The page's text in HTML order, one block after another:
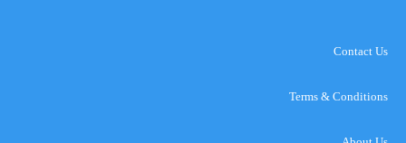
Contact Us
Terms & Conditions